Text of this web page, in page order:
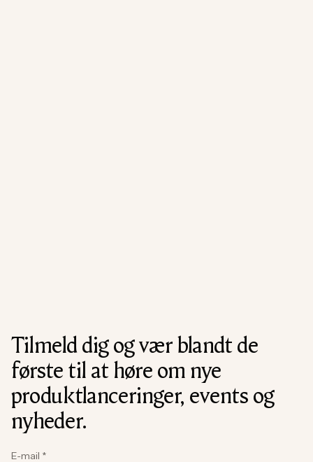
Tilmeld dig og vær blandt de
første til at høre om nye
produktlanceringer, events og
nyheder.
E-mail *